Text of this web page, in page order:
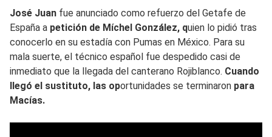
José Juan fue anunciado como refuerzo del Getafe de
España a petición de Míchel González, quien lo pidió tras
conocerlo en su estadía con Pumas en México. Para su
mala suerte, el técnico español fue despedido casi de
inmediato que la llegada del canterano Rojiblanco. Cuando
llegó el sustituto, las oportunidades se terminaron para
Macías.